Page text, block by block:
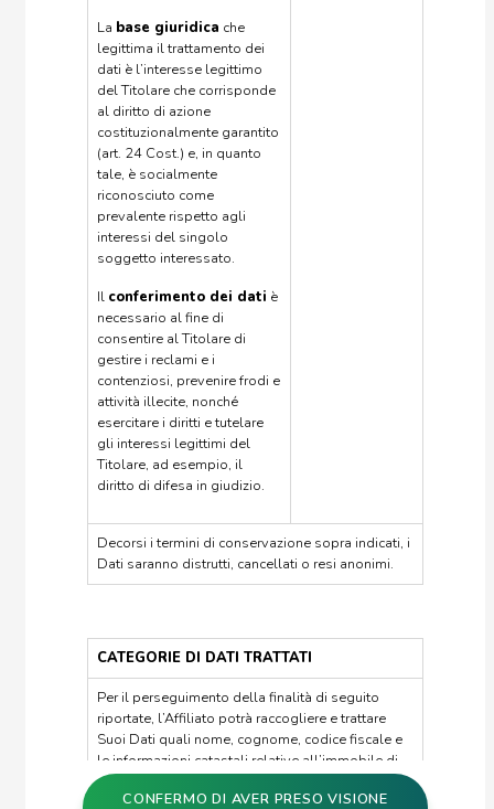
La base giuridica che
legittima il trattamento dei
dati è l’interesse legittimo
del Titolare che corrisponde
al diritto di azione
costituzionalmente garantito
(art. 24 Cost.) e, in quanto
tale, è socialmente
riconosciuto come
prevalente rispetto agli
interessi del singolo
soggetto interessato.
Il conferimento dei dati è
necessario al fine di
consentire al Titolare di
gestire i reclami e i
contenziosi, prevenire frodi e
attività illecite, nonché
esercitare i diritti e tutelare
gli interessi legittimi del
Titolare, ad esempio, il
diritto di difesa in giudizio.
Decorsi i termini di conservazione sopra indicati, i
Dati saranno distrutti, cancellati o resi anonimi.
CATEGORIE DI DATI TRATTATI
Per il perseguimento della finalità di seguito
riportate, l’Affiliato potrà raccogliere e trattare
Suoi Dati quali nome, cognome, codice fiscale e
le informazioni catastali relative all’immobile di
Sua proprietà, così come presenti all’interno della
visura catastale estratta dai portali pubblici
CONFERMO DI AVER PRESO VISIONE